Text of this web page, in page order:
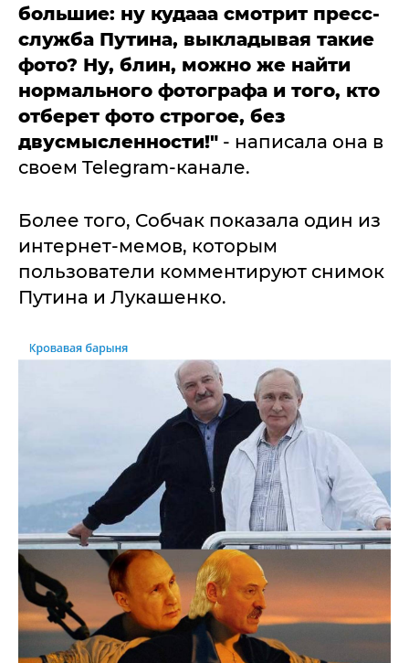
большие: ну кудааа смотрит пресс-
служба Путина, выкладывая такие
фото? Ну, блин, можно же найти
нормального фотографа и того, кто
отберет фото строгое, без
двусмысленности!" - написала она в
своем Telegram-канале.
Более того, Собчак показала один из
интернет-мемов, которым
пользователи комментируют снимок
Путина и Лукашенко.